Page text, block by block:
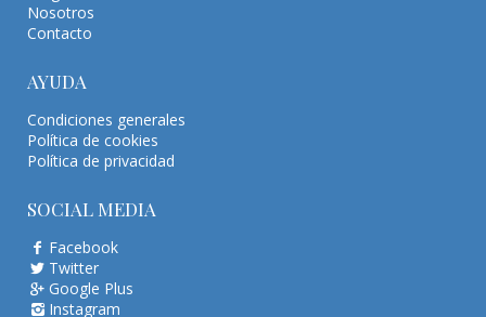
Nosotros
Contacto
AYUDA
Condiciones generales
Política de cookies
Política de privacidad
SOCIAL MEDIA
Facebook
Twitter
Google Plus
Instagram